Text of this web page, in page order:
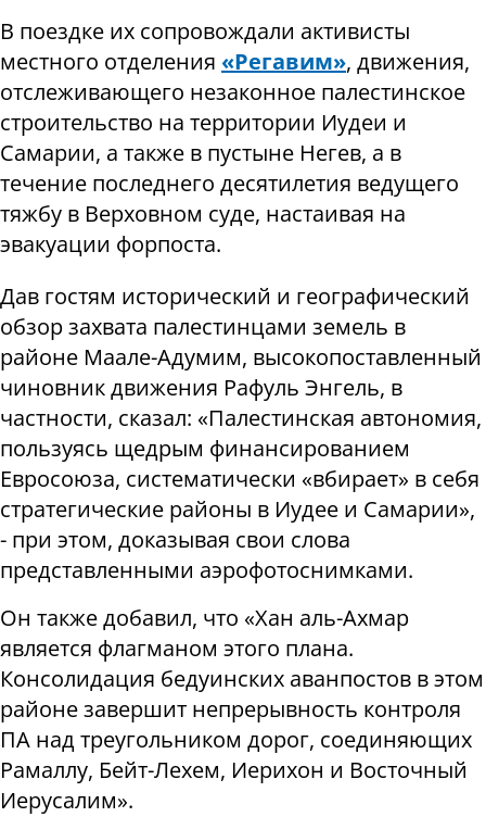
В поездке их сопровождали активисты
местного отделения «Регавим», движения,
отслеживающего незаконное палестинское
строительство на территории Иудеи и
Самарии, а также в пустыне Негев, а в
течение последнего десятилетия ведущего
тяжбу в Верховном суде, настаивая на
эвакуации форпоста.
Дав гостям исторический и географический
обзор захвата палестинцами земель в
районе Маале-Адумим, высокопоставленный
чиновник движения Рафуль Энгель, в
частности, сказал: «Палестинская автономия,
пользуясь щедрым финансированием
Евросоюза, систематически «вбирает» в себя
стратегические районы в Иудее и Самарии»,
- при этом, доказывая свои слова
представленными аэрофотоснимками.
Он также добавил, что «Хан аль-Ахмар
является флагманом этого плана.
Консолидация бедуинских аванпостов в этом
районе завершит непрерывность контроля
ПА над треугольником дорог, соединяющих
Рамаллу, Бейт-Лехем, Иерихон и Восточный
Иерусалим».